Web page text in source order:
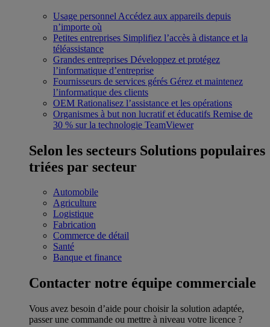
Usage personnel Accédez aux appareils depuis
n’importe où
Petites entreprises Simplifiez l’accès à distance et la
téléassistance
Grandes entreprises Développez et protégez
l’informatique d’entreprise
Fournisseurs de services gérés Gérez et maintenez
l’informatique des clients
OEM Rationalisez l’assistance et les opérations
Organismes à but non lucratif et éducatifs Remise de
30 % sur la technologie TeamViewer
Selon les secteurs Solutions populaires
triées par secteur
Automobile
Agriculture
Logistique
Fabrication
Commerce de détail
Santé
Banque et finance
Contacter notre équipe commerciale
Vous avez besoin d’aide pour choisir la solution adaptée,
passer une commande ou mettre à niveau votre licence ?